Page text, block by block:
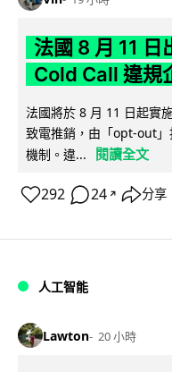
法國 8 月 11 日
Cold Call 違規
法國將於 8 月 11 日起實
致電推銷，由「opt-out
機制。違...
閱讀全文
292 24 ↗ 分享
人工智能
Lawton 20 小時